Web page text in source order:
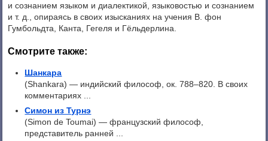
и сознанием языком и диалектикой, языковостью и сознанием
и т. д., опираясь в своих изысканиях на учения В. фон
Гумбольдта, Канта, Гегеля и Гёльдерлина.
Смотрите также:
Шанкара
(Shankara) — индийский философ, ок. 788–820. В своих
комментариях ...
Симон из Турнэ
(Simon de Toumai) — французский философ,
представитель ранней ...